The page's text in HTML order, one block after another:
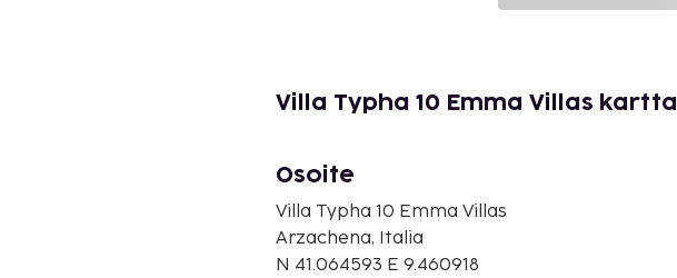
Villa Typha 10 Emma Villas kartta
Osoite
Villa Typha 10 Emma Villas
Arzachena, Italia
N 41.064593 E 9.460918